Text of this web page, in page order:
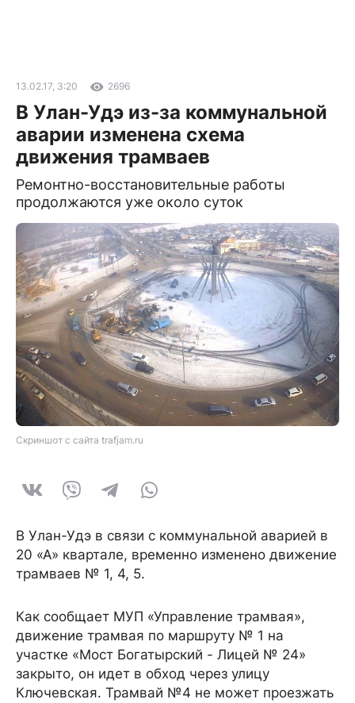
13.02.17, 3:20 2696
В Улан-Удэ из-за коммунальной
аварии изменена схема
движения трамваев
Ремонтно-восстановительные работы
продолжаются уже около суток
Скриншот с сайта trafjam.ru
В Улан-Удэ в связи с коммунальной аварией в
20 «А» квартале, временно изменено движение
трамваев № 1, 4, 5.
Как сообщает МУП «Управление трамвая»,
движение трамвая по маршруту № 1 на
участке «Мост Богатырский - Лицей № 24»
закрыто, он идет в обход через улицу
Ключевская. Трамвай №4 не может проезжать